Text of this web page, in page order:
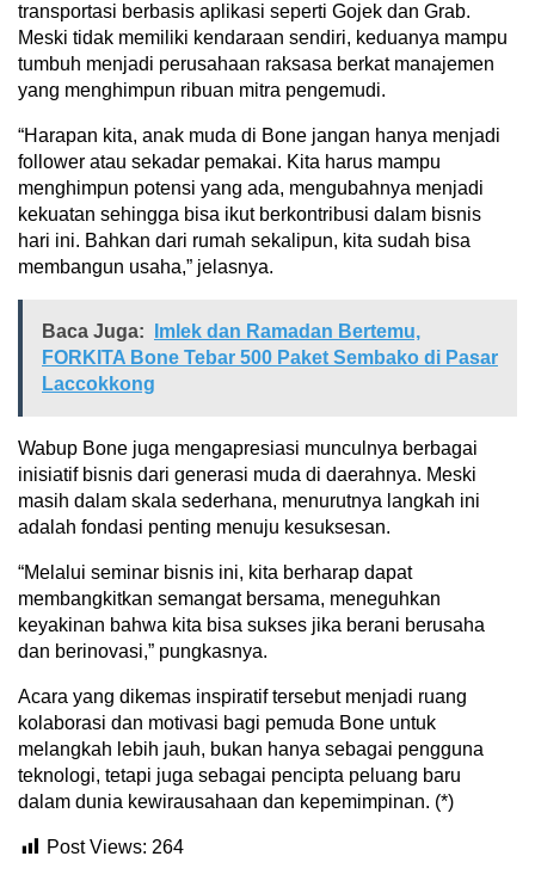
transportasi berbasis aplikasi seperti Gojek dan Grab.
Meski tidak memiliki kendaraan sendiri, keduanya mampu
tumbuh menjadi perusahaan raksasa berkat manajemen
yang menghimpun ribuan mitra pengemudi.
“Harapan kita, anak muda di Bone jangan hanya menjadi
follower atau sekadar pemakai. Kita harus mampu
menghimpun potensi yang ada, mengubahnya menjadi
kekuatan sehingga bisa ikut berkontribusi dalam bisnis
hari ini. Bahkan dari rumah sekalipun, kita sudah bisa
membangun usaha,” jelasnya.
Baca Juga:
Imlek dan Ramadan Bertemu,
FORKITA Bone Tebar 500 Paket Sembako di Pasar
Laccokkong
Wabup Bone juga mengapresiasi munculnya berbagai
inisiatif bisnis dari generasi muda di daerahnya. Meski
masih dalam skala sederhana, menurutnya langkah ini
adalah fondasi penting menuju kesuksesan.
“Melalui seminar bisnis ini, kita berharap dapat
membangkitkan semangat bersama, meneguhkan
keyakinan bahwa kita bisa sukses jika berani berusaha
dan berinovasi,” pungkasnya.
Acara yang dikemas inspiratif tersebut menjadi ruang
kolaborasi dan motivasi bagi pemuda Bone untuk
melangkah lebih jauh, bukan hanya sebagai pengguna
teknologi, tetapi juga sebagai pencipta peluang baru
dalam dunia kewirausahaan dan kepemimpinan. (*)
Post Views: 264